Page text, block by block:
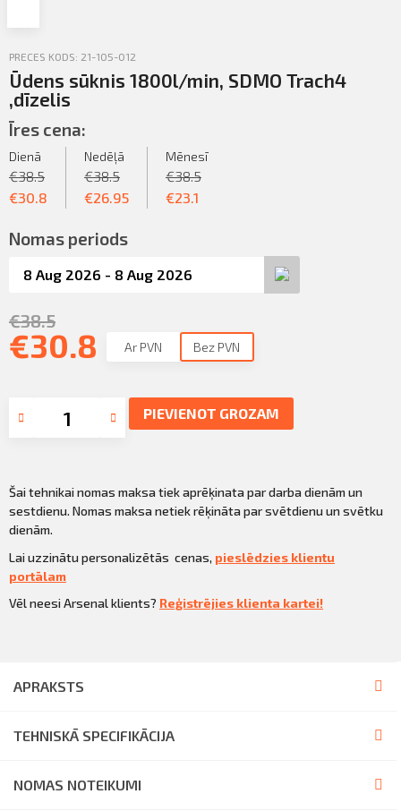
Iziet
PIETEIKTIES
PRECES KODS: 21-105-012
Ūdens sūknis 1800l/min, SDMO Trach4
,dīzelis
Īres cena:
Dienā
€38.5
€30.8
Nedēļā
€38.5
€26.95
Mēnesī
€38.5
€23.1
Nomas periods
€38.5
€30.8 Ar PVN Bez PVN
PIEVIENOT GROZAM
Šai tehnikai nomas maksa tiek aprēķinata par darba dienām un
sestdienu. Nomas maksa netiek rēķināta par svētdienu un svētku
dienām.
Lai uzzinātu personalizētās cenas, pieslēdzies klientu
portālam
Vēl neesi Arsenal klients? Reģistrējies klienta kartei!
APRAKSTS
TEHNISKĀ SPECIFIKĀCIJA
NOMAS NOTEIKUMI